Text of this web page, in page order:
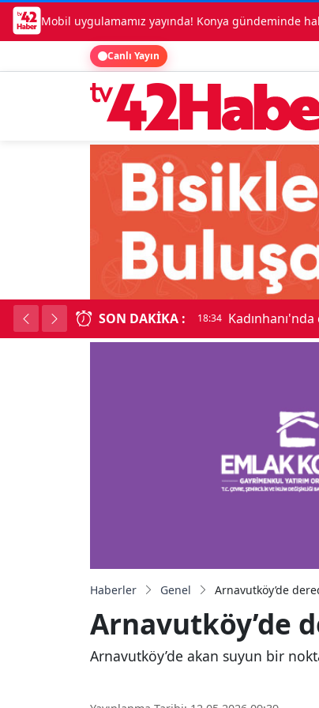
Mobil uygulamamız yayında! Konya gündeminde
Canlı Yayın
SON DAKIKA : 18:34
Haberler Genel Arnavutköy’de
Arnavutköy’de
Arnavutköy’de akan suyun bir